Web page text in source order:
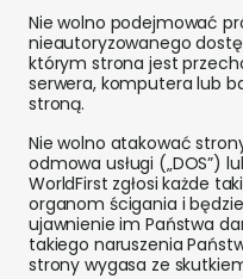
Nie wolno podejmować
nieautoryzowanego
którym strona jest
serwera, komputera lub
stroną.
Nie wolno atakować
odmowa usługi („DOS”)
WorldFirst zgłosi każde
organom ścigania i
ujawnienie im Państwa
takiego naruszenia
strony wygasa ze